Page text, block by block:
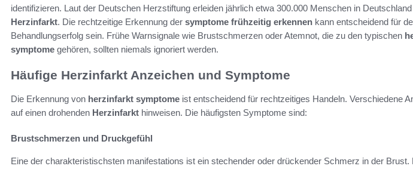
identifizieren. Laut der Deutschen Herzstiftung erleiden jährlich etwa 300.000 Menschen in
Herzinfarkt. Die rechtzeitige Erkennung der symptome frühzeitig erkennen kann entscheidend für
Behandlungserfolg sein. Frühe Warnsignale wie Brustschmerzen oder Atemnot, die zu den typischen
symptome gehören, sollten niemals ignoriert werden.
Häufige Herzinfarkt Anzeichen und Symptome
Die Erkennung von herzinfarkt symptome ist entscheidend für rechtzeitiges Handeln. Verschiedene
auf einen drohenden Herzinfarkt hinweisen. Die häufigsten Symptome sind:
Brustschmerzen und Druckgefühl
Eine der charakteristischsten manifestations ist ein stechender oder drückender Schmerz in der Brust.